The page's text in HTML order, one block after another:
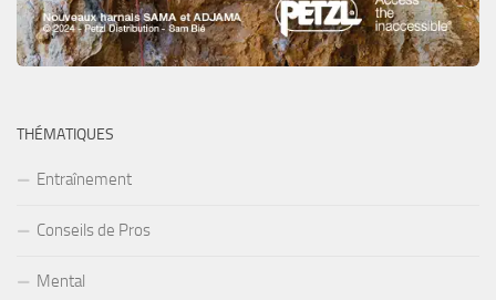
THÉMATIQUES
Entraînement
Conseils de Pros
Mental